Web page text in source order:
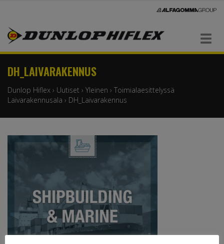
Navigaatio
DH_LAIVARAKENNUS
Dunlop Hiflex › Uutiset › Yleinen › Toimialaesittelyssä
Laivarakennusala › DH_Laivarakennus